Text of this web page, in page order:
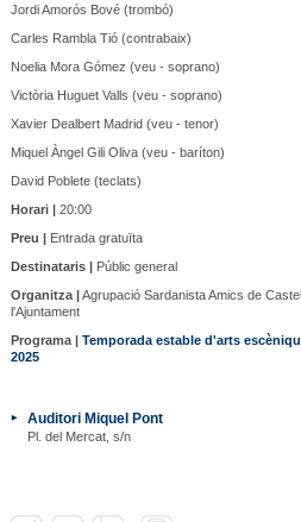
Jordi Amorós Bové (trombó)
Carles Rambla Tió (contrabaix)
Noelia Mora Gómez (veu - soprano)
Victòria Huguet Valls (veu - soprano)
Xavier Dealbert Madrid (veu - tenor)
Miquel Àngel Gili Oliva (veu - baríton)
David Poblete (teclats)
Horari |20:00
Preu |Entrada gratuïta
Destinataris |Públic general
Organitza |Agrupació Sardanista Amics de
l'Ajuntament
Programa | Temporada estable d'arts
2025
Auditori Miquel Pont
Pl. del Mercat, s/n